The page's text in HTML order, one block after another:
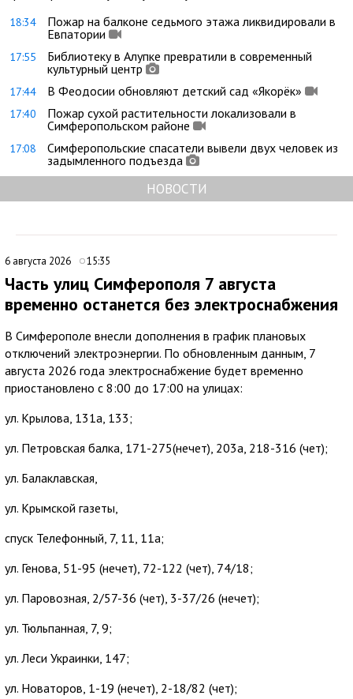
18:34
Пожар на балконе седьмого этажа ликвидировали в
Евпатории
17:55
Библиотеку в Алупке превратили в современный
культурный центр
17:44 В Феодосии обновляют детский сад «Якорёк»
17:40
Пожар сухой растительности локализовали в
Симферопольском районе
17:08
Симферопольские спасатели вывели двух человек из
задымленного подъезда
НОВОСТИ
6 августа 2026 15:35
Часть улиц Симферополя 7 августа
временно останется без электроснабжения
В Симферополе внесли дополнения в график плановых
отключений электроэнергии. По обновленным данным, 7
августа 2026 года электроснабжение будет временно
приостановлено с 8:00 до 17:00 на улицах:
ул. Крылова, 131а, 133;
ул. Петровская балка, 171-275(нечет), 203а, 218-316 (чет);
ул. Балаклавская,
ул. Крымской газеты,
спуск Телефонный, 7, 11, 11а;
ул. Генова, 51-95 (нечет), 72-122 (чет), 74/18;
ул. Паровозная, 2/57-36 (чет), 3-37/26 (нечет);
ул. Тюльпанная, 7, 9;
ул. Леси Украинки, 147;
ул. Новаторов, 1-19 (нечет), 2-18/82 (чет);